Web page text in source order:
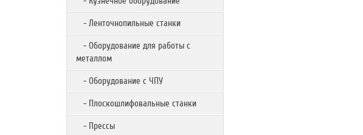
- Ленточнопильные станки
- Оборудование для работы с
металлом
- Оборудование с ЧПУ
- Плоскошлифовальные станки
- Прессы